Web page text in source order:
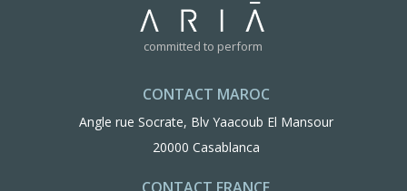
committed to perform
CONTACT MAROC
Angle rue Socrate, Blv Yaacoub El Mansour
20000 Casablanca